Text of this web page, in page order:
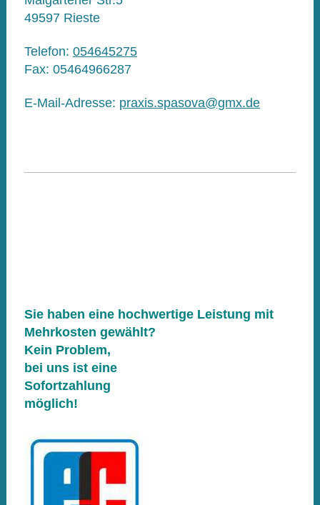
49597 Rieste
Telefon: 054645275
Fax: 05464966287
E-Mail-Adresse: praxis.spasova@gmx.de
Sie haben eine hochwertige Leistung mit
Mehrkosten gewählt?
Kein Problem,
bei uns ist eine
Sofortzahlung
möglich!